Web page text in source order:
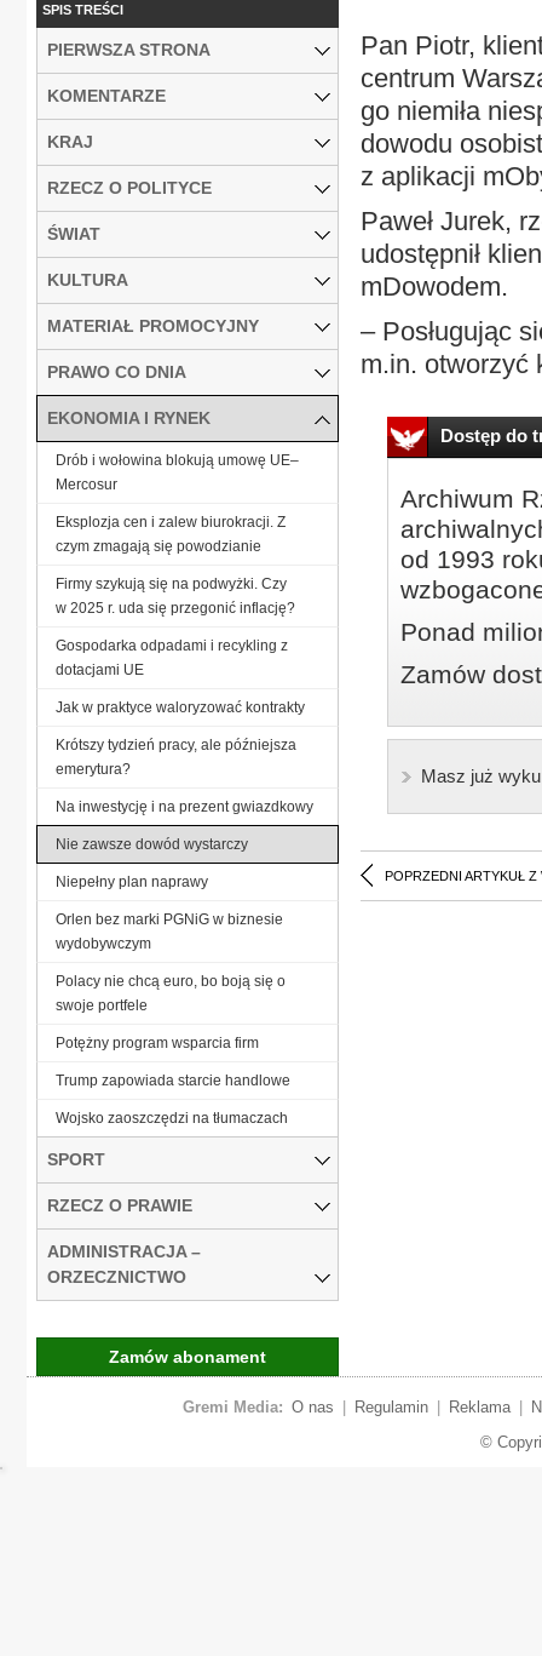
Pan Piotr,
centrum
go niemiła
dowodu
z aplikacji
Paweł Jurek,
udostępnił
mDowodem.
– Posługując
m.in. otworzyć
Dostęp do
Archiwum
od 1993
Ponad
Zamów
Masz już
POPRZEDNI ARTYKUŁ Z
SPIS TREŚCI
PIERWSZA STRONA
KOMENTARZE
KRAJ
RZECZ O POLITYCE
ŚWIAT
KULTURA
MATERIAŁ PROMOCYJNY
PRAWO CO DNIA
EKONOMIA I RYNEK
Drób i wołowina blokują umowę UE–
Mercosur
Eksplozja cen i zalew biurokracji. Z
czym zmagają się powodzianie
Firmy szykują się na podwyżki. Czy
w 2025 r. uda się przegonić inflację?
Gospodarka odpadami i recykling z
dotacjami UE
Jak w praktyce waloryzować kontrakty
Krótszy tydzień pracy, ale późniejsza
emerytura?
Na inwestycję i na prezent gwiazdkowy
Nie zawsze dowód wystarczy
Niepełny plan naprawy
Orlen bez marki PGNiG w biznesie
wydobywczym
Polacy nie chcą euro, bo boją się o
swoje portfele
Potężny program wsparcia firm
Trump zapowiada starcie handlowe
Wojsko zaoszczędzi na tłumaczach
SPORT
RZECZ O PRAWIE
ADMINISTRACJA –
ORZECZNICTWO
Zamów abonament
Gremi Media: O nas Regulamin Reklama
©